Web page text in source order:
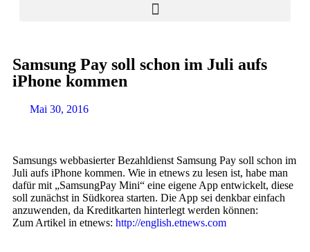
Samsung Pay soll schon im Juli aufs
iPhone kommen
Mai 30, 2016
Samsungs webbasierter Bezahldienst Samsung Pay soll schon im
Juli aufs iPhone kommen. Wie in etnews zu lesen ist, habe man
dafür mit „SamsungPay Mini“ eine eigene App entwickelt, diese
soll zunächst in Südkorea starten. Die App sei denkbar einfach
anzuwenden, da Kreditkarten hinterlegt werden können:
Zum Artikel in etnews: http://english.etnews.com